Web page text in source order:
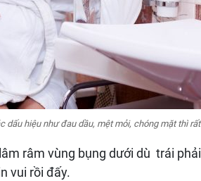
dấu hiệu như đau dầu, mệt mỏi, chóng mặt thì
râm vùng bụng dưới dù trái
vui rồi đấy.